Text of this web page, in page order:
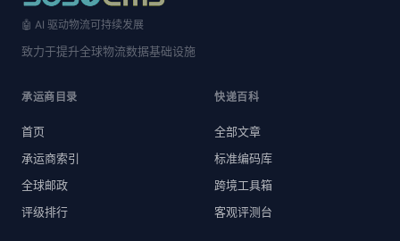
🤖 AI 驱动物流可持续发展
致力于提升全球物流数据基础设施
承运商目录
首页
承运商索引
全球邮政
评级排行
快递百科
全部文章
标准编码库
跨境工具箱
客观评测台